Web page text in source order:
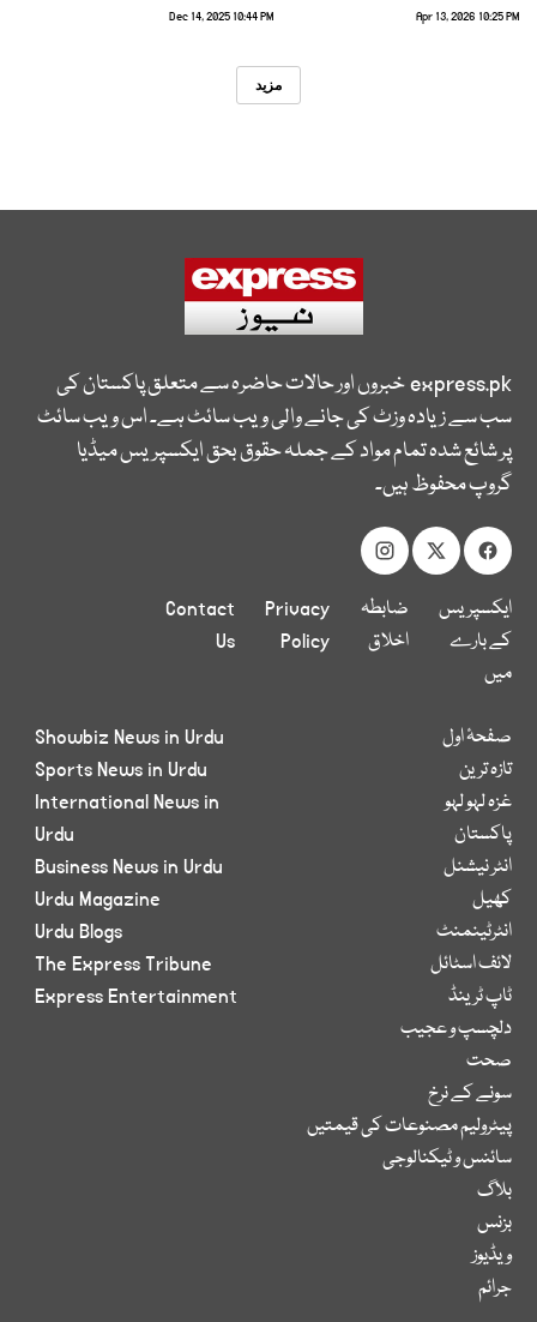
Apr 13, 2026 10:25 PM
Dec 14, 2025 10:44 PM
مزید
express.pkخبروں اور حالات حاضرہ سے متعلق پاکستان کی
سب سے زیادہ وزٹ کی جانے والی ویب سائٹ ہے۔ اس ویب سائٹ
پر شائع شدہ تمام مواد کے جملہ حقوق بحق ایکسپریس میڈیا
گروپ محفوظ ہیں۔
ایکسپریس
کے بارے
میں
ضابطہ
اخلاق
Privacy
Policy
Contact
Us
صفحۂ اول
تازہ ترین
غزہ لہو لہو
پاکستان
انٹر نیشنل
کھیل
انٹرٹینمنٹ
لائف اسٹائل
ٹاپ ٹرینڈ
دلچسپ و عجیب
صحت
سونے کے نرخ
پیٹرولیم مصنوعات کی قیمتیں
سائنس و ٹیکنالوجی
بلاگ
بزنس
ویڈیوز
جرائم
Showbiz News in Urdu
Sports News in Urdu
International News in
Urdu
Business News in Urdu
Urdu Magazine
Urdu Blogs
The Express Tribune
Express Entertainment